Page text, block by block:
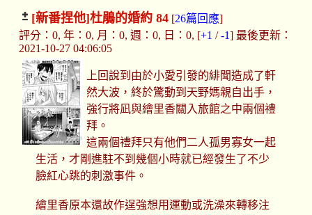
[新番捏他]杜鵑的婚約 84[26篇回應]
評分：0, 年：0, 月：0, 週：0, 日：0, [+1 /-1] 最後更新：
2021-10-27 04:06:05
上回說到由於小愛引發的緋聞造成了軒
然大波，終於驚動到天野媽親自出手，
強行將凪與繪里香關入旅館之中兩個禮
拜。
這兩個禮拜只有他們二人孤男寡女一起
生活，才剛進駐不到幾個小時就已經發生了不少
臉紅心跳的刺激事件。
繪里香原本還故作逞強想用運動或洗澡來轉移注